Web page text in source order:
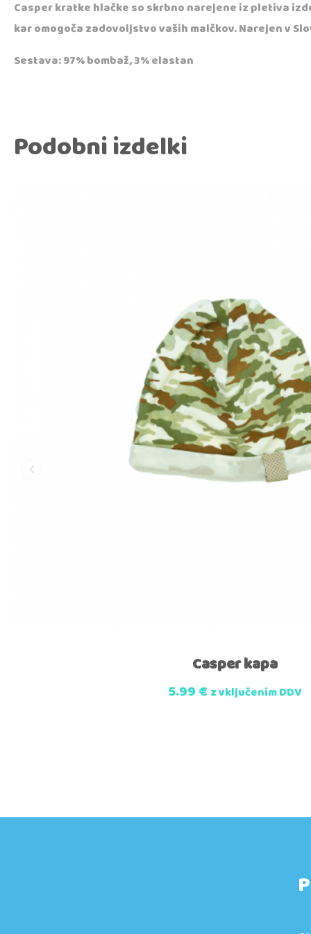
Casper kratke hlačke so skrbno narejene iz pletiva
kar omogoča zadovoljstvo vaših malčkov. Narejen v
Sestava: 97% bombaž, 3% elastan
Podobni izdelki
Casper kapa
5.99€ z vključenim DDV